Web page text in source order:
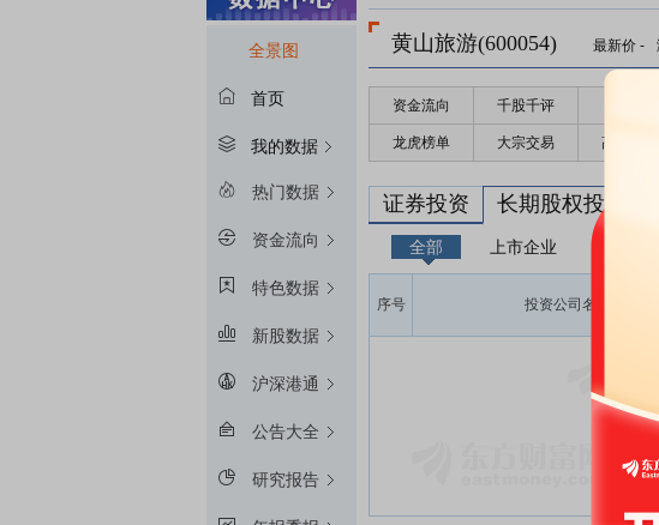
全景图
首页
我的数据
热门数据
资金流向
特色数据
新股数据
沪深港通
公告大全
研究报告
黄山旅游(600054) 最新价 -
资金流向 千股千评
龙虎榜单 大宗交易 高管持股
证券投资 长期股权投资
全部 上市企业
序号 投资公司名称